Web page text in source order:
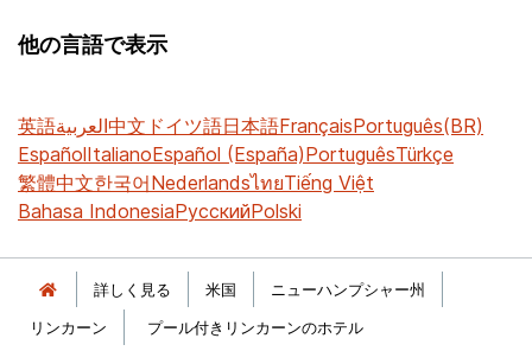
他の言語で表示
英語العربية中文 ドイツ語日本語FrançaisPortuguês(BR)
EspañolItalianoEspañol (España)PortuguêsTürkçe
繁體中文한국어NederlandsไทยTiếng Việt
Bahasa IndonesiaРусскийPolski
詳しく見る 米国
ニューハンプシャー州
リンカーン
プール付きリンカーンのホテル